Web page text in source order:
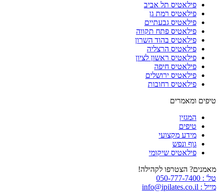
פילאטיס תל אביב
פילאטיס רמת גן
פילאטיס גבעתיים
פילאטיס פתח תקווה
פילאטיס בהוד השרון
פילאטיס הרצליה
פילאטיס ראשון לציון
פילאטיס חיפה
פילאטיס ירושלים
פילאטיס רחובות
טיפים ומאמרים
המגזין
טיפים
מידע מקצועי
גוף ונפש
פילאטיס שיקומי
מאמנים? הצטרפו לקהילה!
טל' : 050-777-7400
מייל : info@ipilates.co.il